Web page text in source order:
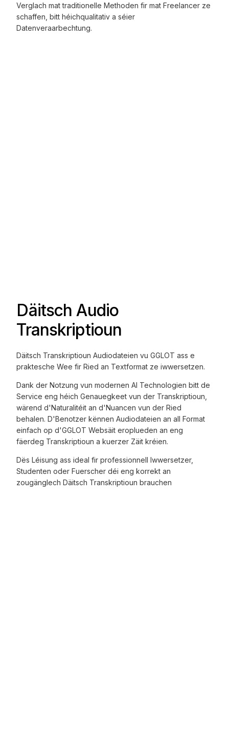
Verglach mat traditionelle Methoden fir mat Freelancer ze
schaffen, bitt héichqualitativ a séier
Datenveraarbechtung.
Däitsch Audio
Transkriptioun
Däitsch Transkriptioun Audiodateien vu GGLOT ass e
praktesche Wee fir Ried an Textformat ze iwwersetzen.
Dank der Notzung vun modernen AI Technologien bitt de
Service eng héich Genauegkeet vun der Transkriptioun,
wärend d'Naturalitéit an d'Nuancen vun der Ried
behalen. D'Benotzer kënnen Audiodateien an all Format
einfach op d'GGLOT Websäit eroplueden an eng
fäerdeg Transkriptioun a kuerzer Zäit kréien.
Dës Léisung ass ideal fir professionnell Iwwersetzer,
Studenten oder Fuerscher déi eng korrekt an
zougänglech Däitsch Transkriptioun brauchen